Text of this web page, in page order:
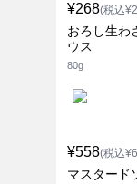
¥268(税込
おろし生わ
ウス
80g
¥558(税込
マスタード